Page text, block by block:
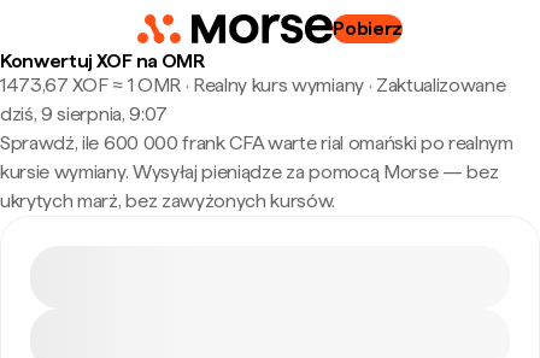
Pobierz
Konwertuj XOF na OMR
1473,67 XOF ≈ 1 OMR · Realny kurs wymiany· Zaktualizowane
dziś, 9 sierpnia, 9:07
Sprawdź, ile 600 000 frank CFA warte rial omański po realnym
kursie wymiany. Wysyłaj pieniądze za pomocą Morse — bez
ukrytych marż, bez zawyżonych kursów.